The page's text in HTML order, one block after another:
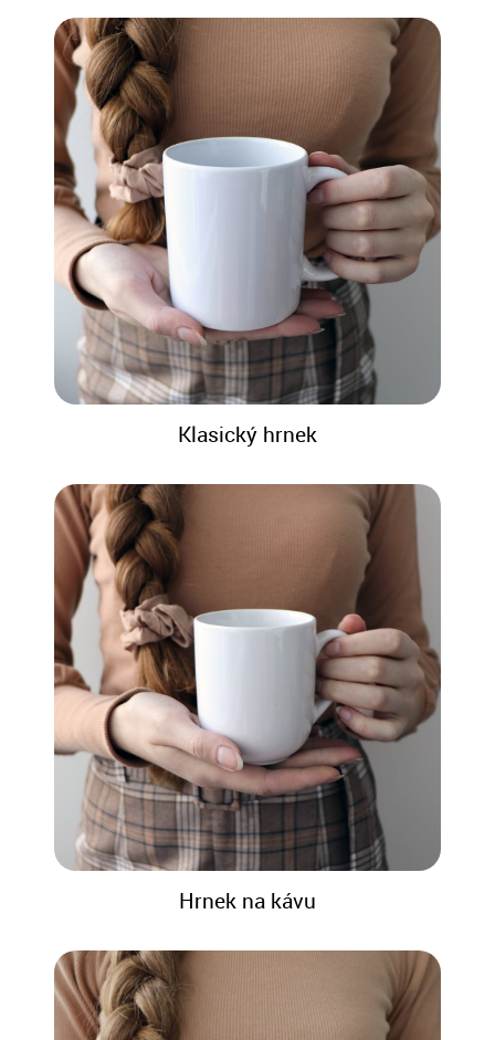
Klasický hrnek
Hrnek na kávu